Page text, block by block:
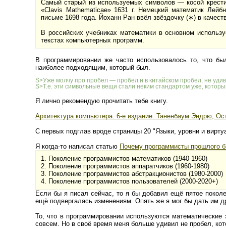
Самый старый из используемых символов — косой
«Clavis Mathematicae» 1631 г. Немецкий математик
письме 1698 года. Йоханн Ран ввёл звёздочку (∗) в
В российских учебниках математики в основном
текстах компьютерных программ.
В программировании же часто использовалось то, что
наиболее подходящим, который был.
S>Уже молчу про пробел — пробел и в китайском пробел, не
S>Т.е. эти символьные вещи стали неким стандартом уже,
Я лично рекомендую прочитать тебе книгу.
Архитектура компьютера. 6-е издание. Таненбаум Эндрю,
С первых подглав вроде страницы 20 "Языки, уровни и
Я когда-то написал статью Почему программисты прошлого
1. Поколение программистов математиков (1940-1960)
2. Поколение программистов аппаратчиков (1960-1980)
3. Поколение программистов абстракционистов (1980-2000)
4. Поколение программистов пользователей (2000-2020+)
Если бы я писал сейчас, то я бы добавил ещё пятое
ещё подвергалась изменениям. Опять же я мог бы дать им
То, что в программировании используются математические
совсем. Но в своё время меня больше удивил не пробел,